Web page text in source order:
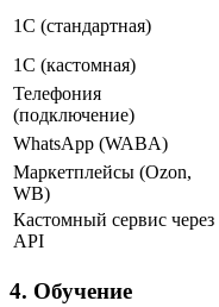
1С (стандартная)
1С (кастомная)
Телефония
(подключение)
WhatsApp (WABA)
Маркетплейсы (Ozon,
WB)
Кастомный сервис через
API
4. Обучение